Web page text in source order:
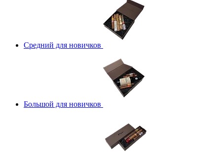
Средний для новичков
Большой для новичков